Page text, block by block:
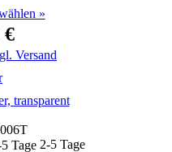
»
€
Versand
transparent
2-5 Tage